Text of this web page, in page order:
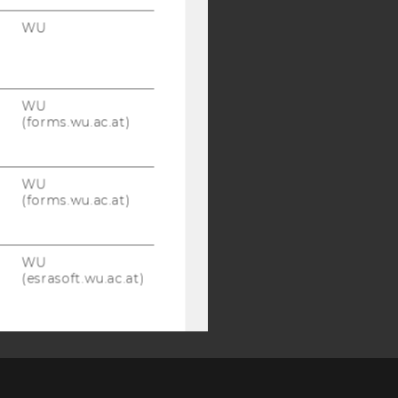
WU
WU
(forms.wu.ac.at)
WU
(forms.wu.ac.at)
WU
(esrasoft.wu.ac.at)